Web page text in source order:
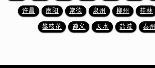
许昌 南阳 常德 泉州 柳州 桂林
攀枝花 遵义 天水 盐城 泰州